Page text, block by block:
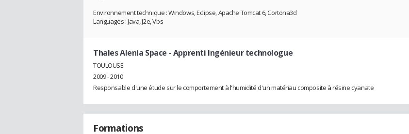
Environnement technique : Windows, Eclipse, Apache Tomcat 6, Cortona3d
Languages : Java, J2e, Vbs
Thales Alenia Space - Apprenti Ingénieur technologue
TOULOUSE
2009 - 2010
Responsable d'une étude sur le comportement à l'humidité d'un matériau composite à résine cyanate
Formations